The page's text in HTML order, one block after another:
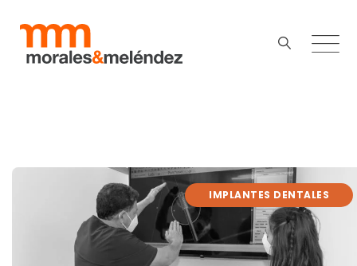
IMPLANTES DENTALES